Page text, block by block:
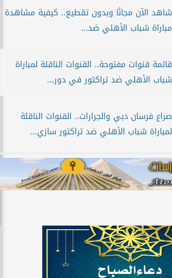
شاهد الآن مجانًا وبدون تقطيع.. كيفية مشاهدة
مباراة شباب الأهلي ضد...
قائمة قنوات مفتوحة.. القنوات الناقلة لمباراة
شباب الأهلي ضد تراكتور في دور...
صراع فرسان دبي والجرارات.. القنوات الناقلة
لمباراة شباب الأهلي ضد تراكتور سازي...